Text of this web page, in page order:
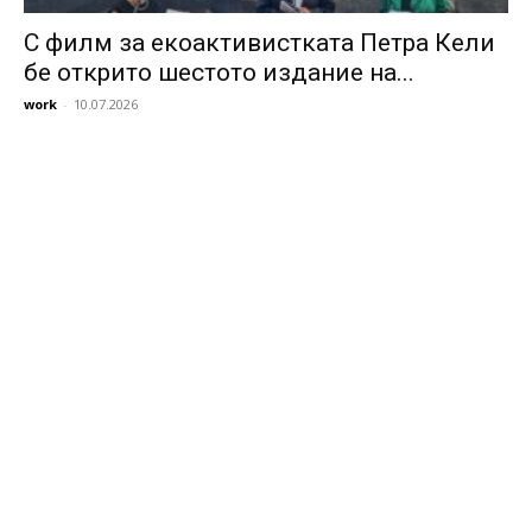
С филм за екоактивистката Петра Кели
бе открито шестото издание на...
work - 10.07.2026